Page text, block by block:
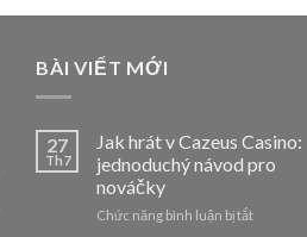
BÀI VIẾT MỚI
27
Th7
Jak hrát v Cazeus Casino:
jednoduchý návod pro
nováčky
Chức năng bình luận bị tắtở